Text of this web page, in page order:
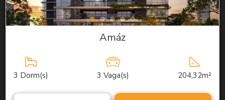
Amáz
3 Dorm(s) 3 Vaga(s) 204,32m²